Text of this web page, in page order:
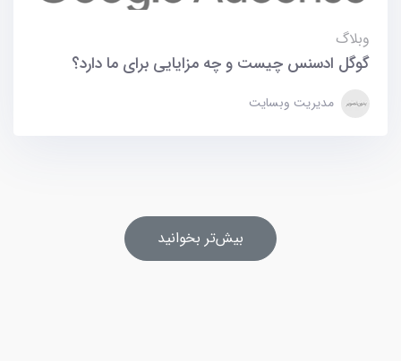
وبلاگ
گوگل ادسنس چیست و چه مزایایی برای ما دارد؟
مدیریت وبسایت
بیش‌تر بخوانید